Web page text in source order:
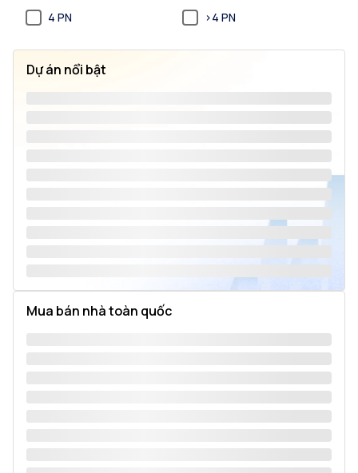
4 PN
>4 PN
Dự án nổi bật
Mua bán nhà toàn quốc